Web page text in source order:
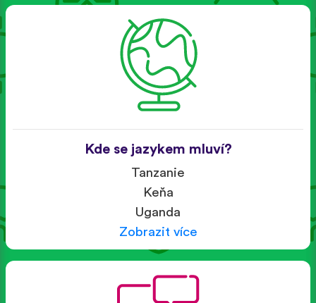
Kde se jazykem mluví?
Tanzanie
Keňa
Uganda
Zobrazit více